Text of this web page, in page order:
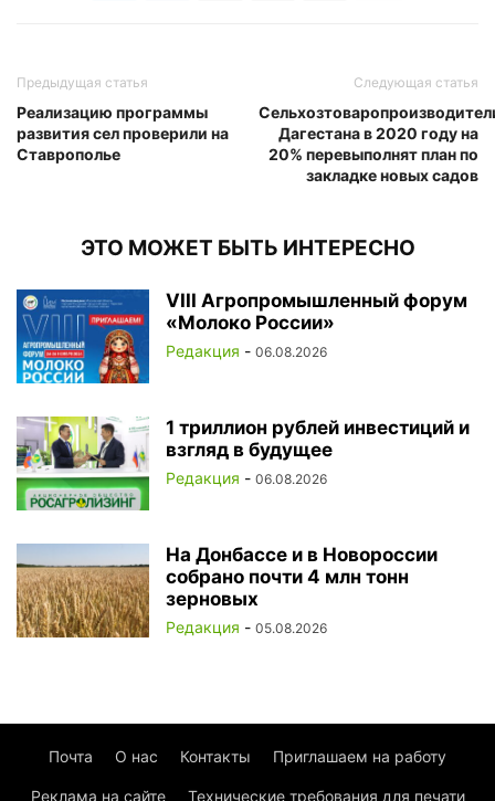
Предыдущая статья
Реализацию программы
развития сел проверили на
Ставрополье
Следующая статья
Дагестана в 2020 году на
20% перевыполнят план по
закладке новых садов
ЭТО МОЖЕТ БЫТЬ ИНТЕРЕСНО
VIII Агропромышленный форум
«Молоко России»
Редакция - 06.08.2026
1 триллион рублей инвестиций и
взгляд в будущее
Редакция - 06.08.2026
На Донбассе и в Новороссии
собрано почти 4 млн тонн
зерновых
Редакция - 05.08.2026
Почта О нас Контакты Приглашаем на работу
Реклама на сайте Технические требования для печати